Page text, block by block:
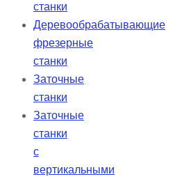
станки
Деревообрабатывающие
фрезерные
станки
Заточные
станки
Заточные
станки
с
вертикальными